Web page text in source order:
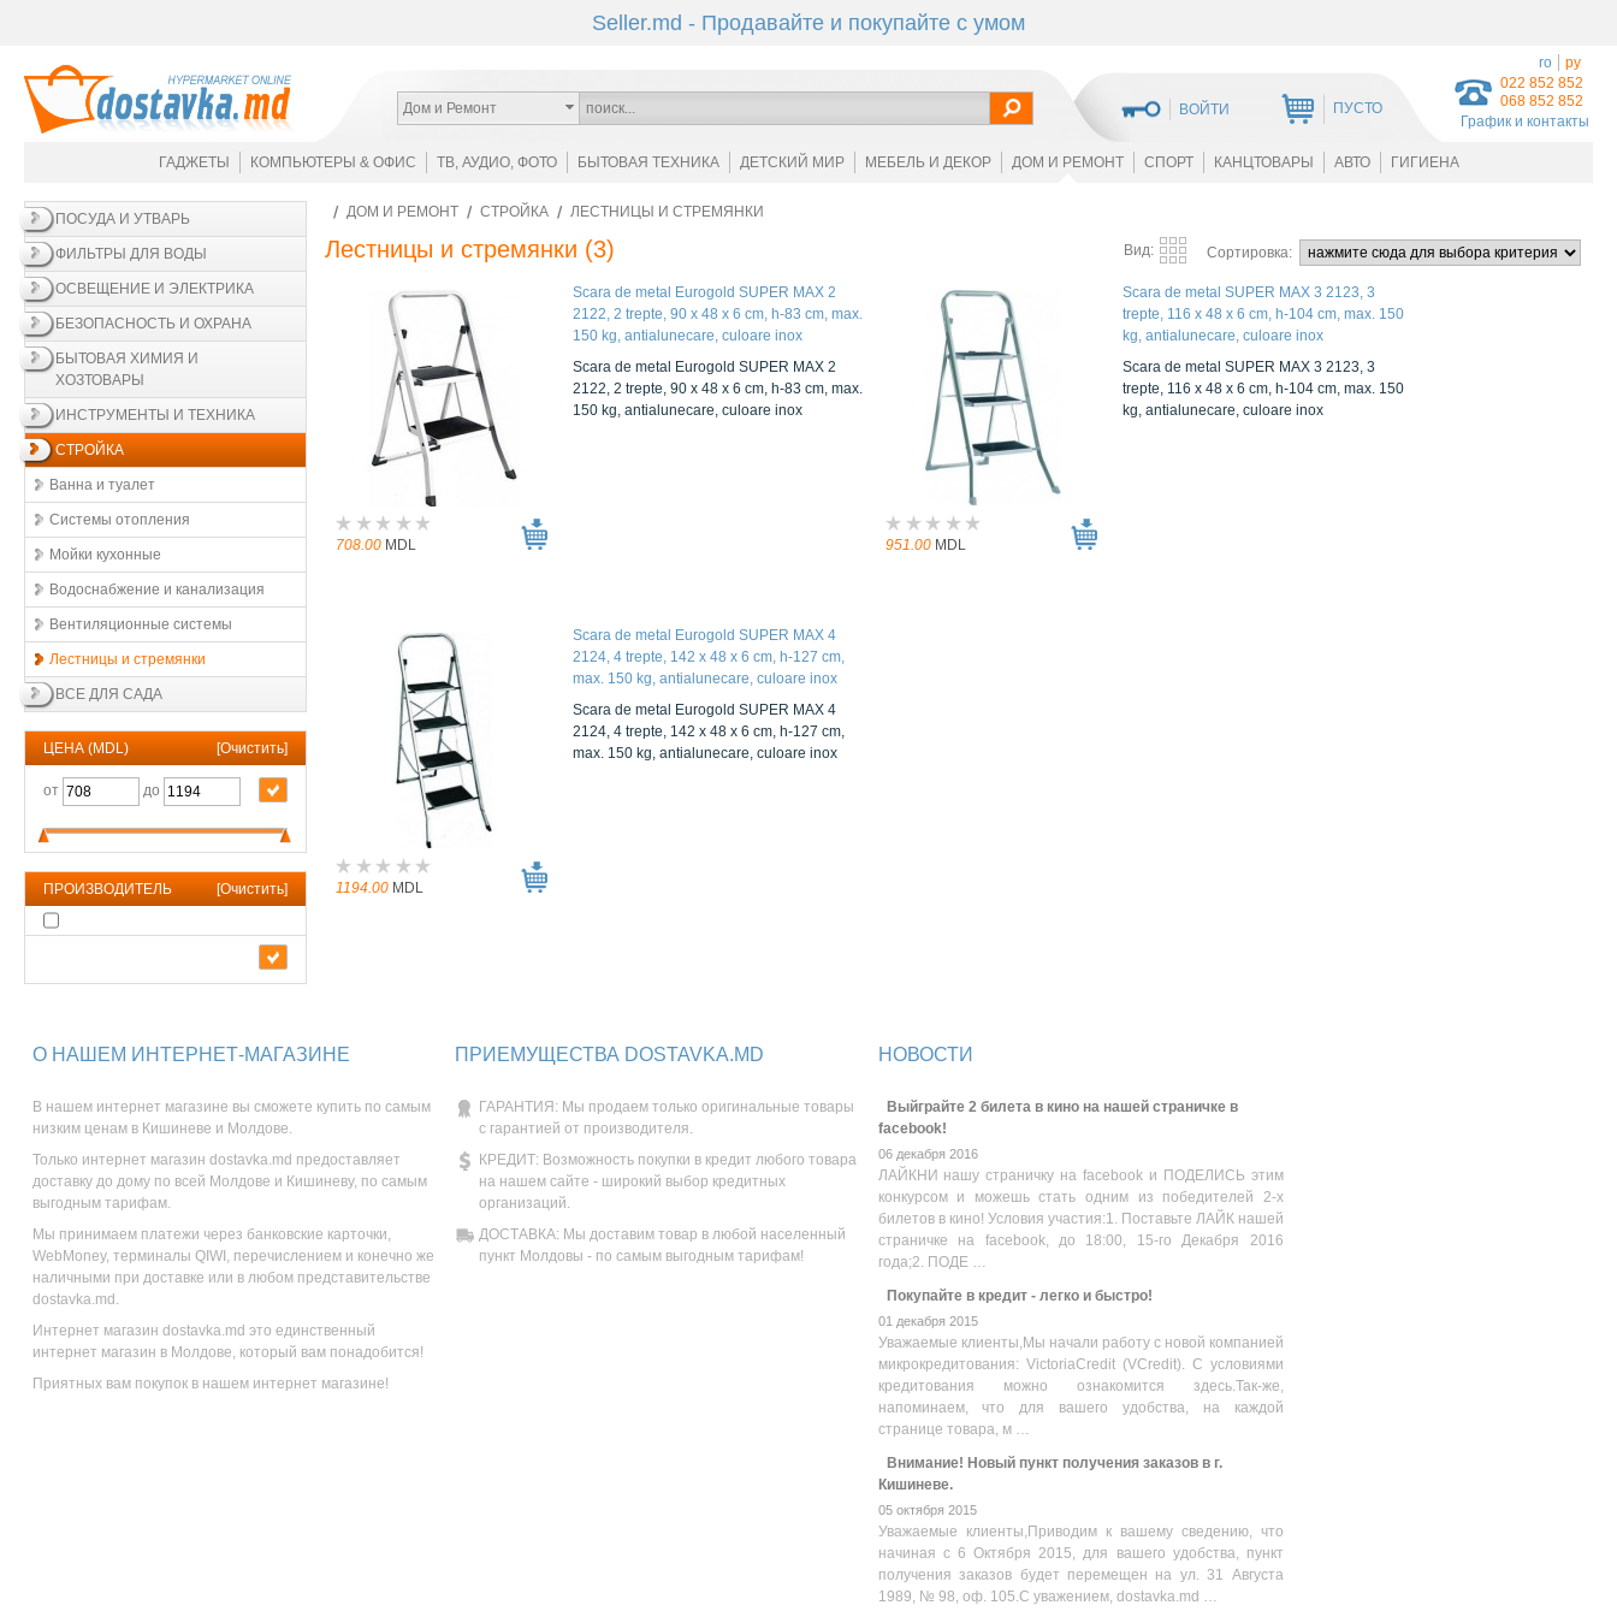
Seller.md - Продавайте и покупайте с умом
022 852 852
068 852 852
График и контакты
Дом и Ремонт ВОЙТИ ПУСТО
ro ру
ГАДЖЕТЫ КОМПЬЮТЕРЫ & ОФИС ТВ, АУДИО, ФОТО БЫТОВАЯ ТЕХНИКА ДЕТСКИЙ МИР МЕБЕЛЬ И ДЕКОР ДОМ И РЕМОНТ СПОРТ КАНЦТОВАРЫ АВТО ГИГИЕНА
ПОСУДА И УТВАРЬ
ФИЛЬТРЫ ДЛЯ ВОДЫ
ОСВЕЩЕНИЕ И ЭЛЕКТРИКА
БЕЗОПАСНОСТЬ И ОХРАНА
БЫТОВАЯ ХИМИЯ И
ХОЗТОВАРЫ
ИНСТРУМЕНТЫ И ТЕХНИКА
СТРОЙКА
Ванна и туалет
Системы отопления
Мойки кухонные
Водоснабжение и канализация
Вентиляционные системы
Лестницы и стремянки
ВСЕ ДЛЯ САДА
ЦЕНА (MDL) [Очистить]
от до
ПРОИЗВОДИТЕЛЬ [Очистить]
ДОМ И РЕМОНТ СТРОЙКА ЛЕСТНИЦЫ И СТРЕМЯНКИ
Лестницы и стремянки (3) Вид: Сортировка:
708.00 MDL
Scara de metal Eurogold SUPER MAX 2
2122, 2 trepte, 90 x 48 x 6 cm, h-83 cm, max.
150 kg, antialunecare, culoare inox
Scara de metal Eurogold SUPER MAX 2
2122, 2 trepte, 90 x 48 x 6 cm, h-83 cm, max.
150 kg, antialunecare, culoare inox
951.00 MDL
Scara de metal SUPER MAX 3 2123, 3
trepte, 116 x 48 x 6 cm, h-104 cm, max. 150
kg, antialunecare, culoare inox
Scara de metal SUPER MAX 3 2123, 3
trepte, 116 x 48 x 6 cm, h-104 cm, max. 150
kg, antialunecare, culoare inox
1194.00 MDL
Scara de metal Eurogold SUPER MAX 4
2124, 4 trepte, 142 x 48 x 6 cm, h-127 cm,
max. 150 kg, antialunecare, culoare inox
Scara de metal Eurogold SUPER MAX 4
2124, 4 trepte, 142 x 48 x 6 cm, h-127 cm,
max. 150 kg, antialunecare, culoare inox
О НАШЕМ ИНТЕРНЕТ-МАГАЗИНЕ
В нашем интернет магазине вы сможете купить по самым
низким ценам в Кишиневе и Молдове.
Только интернет магазин dostavka.md предоставляет
доставку до дому по всей Молдове и Кишиневу, по самым
выгодным тарифам.
Мы принимаем платежи через банковские карточки,
WebMoney, терминалы QIWI, перечислением и конечно же
наличными при доставке или в любом представительстве
dostavka.md.
Интернет магазин dostavka.md это единственный
интернет магазин в Молдове, который вам понадобится!
Приятных вам покупок в нашем интернет магазине!
ПРИЕМУЩЕСТВА DOSTAVKA.MD
ГАРАНТИЯ: Мы продаем только оригинальные товары
с гарантией от производителя.
КРЕДИТ: Возможность покупки в кредит любого товара
на нашем сайте - широкий выбор кредитных
организаций.
ДОСТАВКА: Мы доставим товар в любой населенный
пункт Молдовы - по самым выгодным тарифам!
НОВОСТИ
Выйграйте 2 билета в кино на нашей страничке в
facebook!
06 декабря 2016
ЛАЙКНИ нашу страничку на facebook и ПОДЕЛИСЬ этим
конкурсом и можешь стать одним из победителей 2-х
билетов в кино! Условия участия:1. Поставьте ЛАЙК нашей
страничке на facebook, до 18:00, 15-го Декабря 2016
года;2. ПОДЕ …
Покупайте в кредит - легко и быстро!
01 декабря 2015
Уважаемые клиенты,Мы начали работу с новой компанией
микрокредитования: VictoriaCredit (VCredit). С условиями
кредитования можно ознакомится здесь.Так-же,
напоминаем, что для вашего удобства, на каждой
странице товара, м …
Внимание! Новый пункт получения заказов в г.
Кишиневе.
05 октября 2015
Уважаемые клиенты,Приводим к вашему сведению, что
начиная с 6 Октября 2015, для вашего удобства, пункт
получения заказов будет перемещен на ул. 31 Августа
1989, № 98, оф. 105.С уважением, dostavka.md …